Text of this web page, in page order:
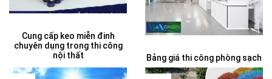
Cung cấp keo miễn đinh
chuyên dụng trong thi công
nội thất
Bảng giá thi công phòng sạch